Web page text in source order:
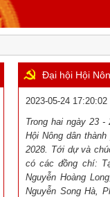
Đại hội Hội
2023-05-24 17:20:02
Trong hai ngày 23 -
Hội Nông dân
2028. Tới dự và
có các đồng chí:
Nguyễn Hoàng
Nguyễn Song Hà,